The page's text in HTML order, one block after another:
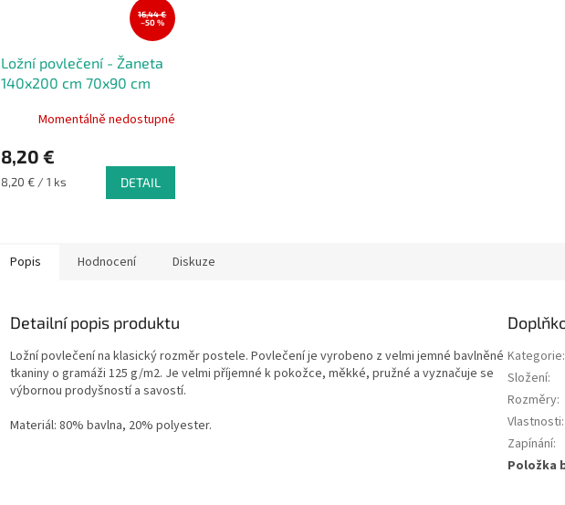
16,44 €
–50 %
Ložní povlečení - Žaneta
140x200 cm 70x90 cm
Momentálně nedostupné
8,20 €
Měrná
8,20 € / 1 ks DETAIL
Popis Hodnocení Diskuze
Detailní popis produktu
Ložní povlečení na klasický rozměr postele. Povlečení je vyrobeno z velmi jemné bavlněné
tkaniny o gramáži 125 g/m2. Je velmi příjemné k pokožce, měkké, pružné a vyznačuje se
výbornou prodyšností a savostí.
Materiál: 80% bavlna, 20% polyester.
Kategorie:
Složení:
Rozměry:
Vlastnosti:
Zapínání:
Položka